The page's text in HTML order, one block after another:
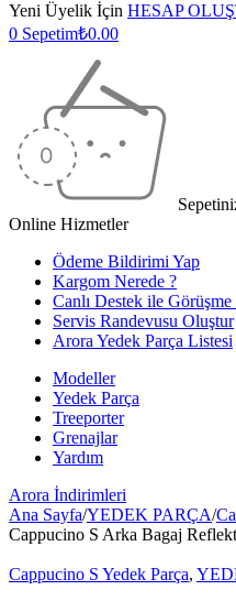
Yeni Üyelik İçin HESAP
0 Sepetim₺0.00
Online Hizmetler
Ödeme Bildirimi Yap
Kargom Nerede ?
Canlı Destek ile Görüşme
Servis Randevusu Oluştur
Arora Yedek Parça Listesi
Modeller
Yedek Parça
Treeporter
Grenajlar
Yardım
Arora İndirimleri
Ana Sayfa/YEDEK PARÇA/
Cappucino S Arka Bagaj
Cappucino S Yedek Parça,